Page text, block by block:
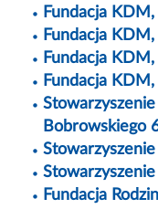
Fundacja
Fundacja
Fundacja
Fundacja
Bobrowskiego
Fundacja